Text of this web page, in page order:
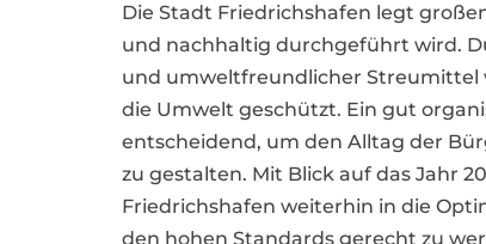
Die Stadt Friedrichshafen legt
und nachhaltig durchgeführt wird.
und umweltfreundlicher Streumittel
die Umwelt geschützt. Ein gut
entscheidend, um den Alltag der
zu gestalten. Mit Blick auf das Jahr
Friedrichshafen weiterhin in die
den hohen Standards gerecht zu